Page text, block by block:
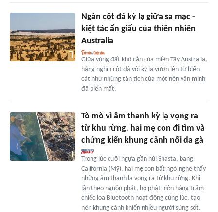
Ngàn cột đá kỳ lạ giữa sa mạc -
kiệt tác ẩn giấu của thiên nhiên
Australia
Giữa vùng đất khô cằn của miền Tây Australia,
hàng nghìn cột đá vôi kỳ lạ vươn lên từ biển
cát như những tàn tích của một nền văn minh
đã biến mất.
Tò mò vì âm thanh kỳ lạ vọng ra
từ khu rừng, hai mẹ con đi tìm và
chứng kiến khung cảnh nổi da gà
Trong lúc cưỡi ngựa gần núi Shasta, bang
California (Mỹ), hai mẹ con bất ngờ nghe thấy
những âm thanh lạ vọng ra từ khu rừng. Khi
lần theo nguồn phát, họ phát hiện hàng trăm
chiếc loa Bluetooth hoạt động cùng lúc, tạo
nên khung cảnh khiến nhiều người sửng sốt.